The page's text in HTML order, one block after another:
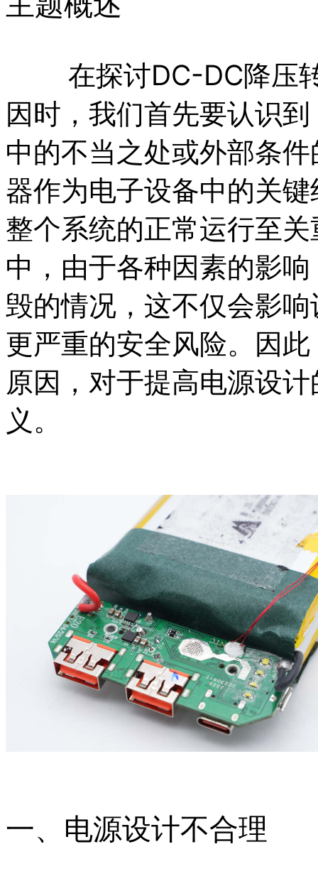
在探讨DC-DC降压转
因时，我们首先要认识
中的不当之处或外部条
器作为电子设备中的关
整个系统的正常运行至
中，由于各种因素的影
毁的情况，这不仅会影
更严重的安全风险。因
原因，对于提高电源设
义。
一、电源设计不合理